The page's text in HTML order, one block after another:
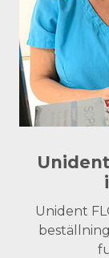
Unident